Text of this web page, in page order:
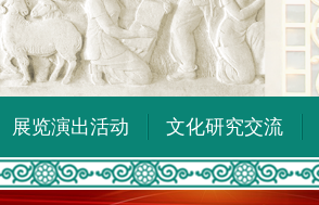
展览演出活动 文化研究交流